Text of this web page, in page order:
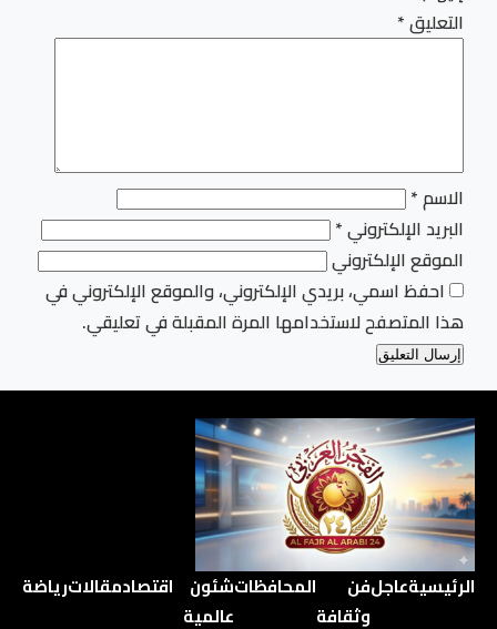
التعليق*
الاسم*
البريد الإلكتروني*
الموقع الإلكتروني
احفظ اسمي، بريدي الإلكتروني، والموقع الإلكتروني في
هذا المتصفح لاستخدامها المرة المقبلة في تعليقي.
الرئيسيةعاجلفن
وثقافة
المحافظاتشئون
عالمية
اقتصادمقالاترياضة